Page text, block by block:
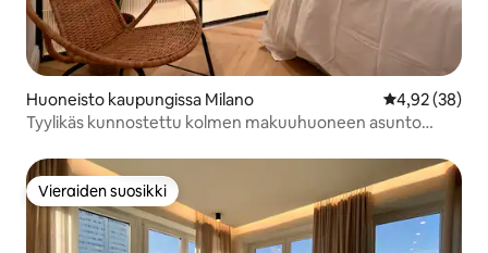
Huoneisto kaupungissa Milano
4,92 (38)
Tyylikäs kunnostettu kolmen makuuhuoneen asunto
Vieraiden suosikki
Vieraiden suosikki